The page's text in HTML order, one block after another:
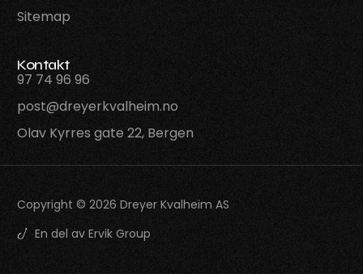
Sitemap
Kontakt
97 74 96 96
post@dreyerkvalheim.no
Olav Kyrres gate 22, Bergen
Copyright © 2026 Dreyer Kvalheim AS
En del av Ervik Group